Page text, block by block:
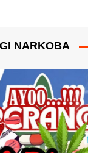
NARKOBA